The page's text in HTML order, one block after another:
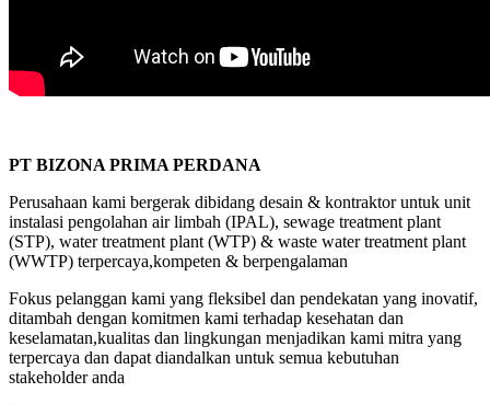
PT BIZONA PRIMA PERDANA
Perusahaan kami bergerak dibidang desain & kontraktor untuk unit
instalasi pengolahan air limbah (IPAL), sewage treatment plant
(STP), water treatment plant (WTP) & waste water treatment plant
(WWTP) terpercaya,kompeten & berpengalaman
Fokus pelanggan kami yang fleksibel dan pendekatan yang inovatif,
ditambah dengan komitmen kami terhadap kesehatan dan
keselamatan,kualitas dan lingkungan menjadikan kami mitra yang
terpercaya dan dapat diandalkan untuk semua kebutuhan
stakeholder anda